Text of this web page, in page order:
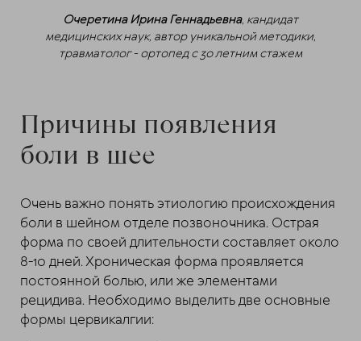
Очеретина Ирина Геннадьевна, кандидат
медицинских наук, автор уникальной методики,
травматолог - ортопед с 30 летним стажем
Причины появления
боли в шее
Очень важно понять этиологию происхождения
боли в шейном отделе позвоночника. Острая
форма по своей длительности составляет около
8-10 дней. Хроническая форма проявляется
постоянной болью, или же элементами
рецидива. Необходимо выделить две основные
формы цервикалгии: